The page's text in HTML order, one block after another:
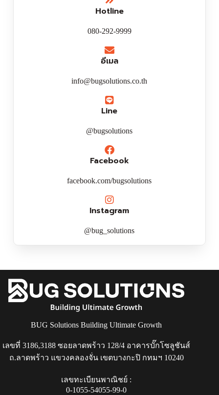
Hotline
080-292-9999
อีเมล
info@bugsolutions.co.th
Line
@bugsolutions
Facebook
facebook.com/bugsolutions
Instagram
@bug_solutions
BUG Solutions Building Ultimate Growth
เลขที่ 3186,3188 ซอยลาดพร้าว 128/4 อาคารบั๊กโซลูชันส์
ถ.ลาดพร้าว แขวงคลองจั่น เขตบางกะปิ กทมฯ 10240
เลขทะเบียนพาณิชย์ :
0-1055-54055-99-0